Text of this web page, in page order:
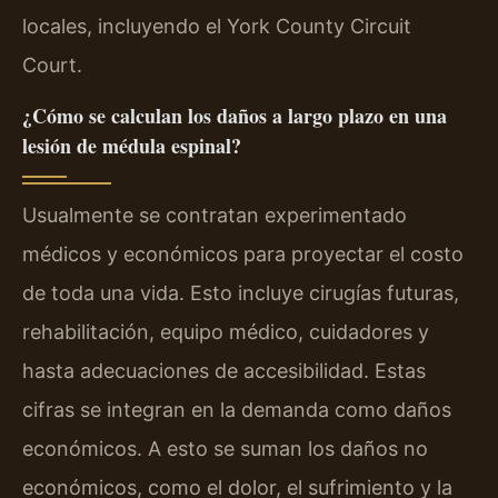
locales, incluyendo el York County Circuit
Court.
¿Cómo se calculan los daños a largo plazo en una
lesión de médula espinal?
Usualmente se contratan experimentado
médicos y económicos para proyectar el costo
de toda una vida. Esto incluye cirugías futuras,
rehabilitación, equipo médico, cuidadores y
hasta adecuaciones de accesibilidad. Estas
cifras se integran en la demanda como daños
económicos. A esto se suman los daños no
económicos, como el dolor, el sufrimiento y la